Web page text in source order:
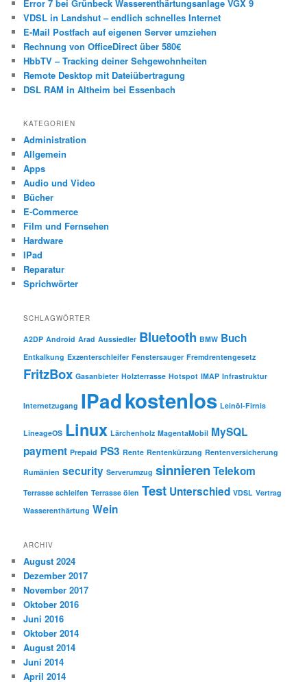
Error 7 bei Grünbeck Wasserenthärtungsanlage VGX 9
VDSL in Landshut – endlich schnelles Internet
E-Mail Postfach auf eigenen Server umziehen
Rechnung von OfficeDirect über 580€
HbbTV – Tracking deiner Sehgewohnheiten
Remote Desktop mit Dateiübertragung
DSL RAM in Altheim bei Essenbach
KATEGORIEN
Administration
Allgemein
Apps
Audio und Video
Bücher
E-Commerce
Film und Fernsehen
Hardware
IPad
Reparatur
Sprichwörter
SCHLAGWÖRTER
A2DP Android Arad Aussiedler Bluetooth BMW Buch
Entkalkung Exzenterschleifer Fenstersauger Fremdrentengesetz
FritzBox Gasanbieter Holzterrasse Hotspot IMAP Infrastruktur
Internetzugang IPadkostenlos Leinöl-Firnis
LineageOS Linux Lärchenholz MagentaMobil MySQL
payment Prepaid PS3 Rente Rentenkürzung Rentenversicherung
Rumänien security Serverumzug sinnierenTelekom
Terrasse schleifen Terrasse ölen Test Unterschied VDSL Vertrag
Wasserenthärtung Wein
ARCHIV
August 2024
Dezember 2017
November 2017
Oktober 2016
Juni 2016
Oktober 2014
August 2014
Juni 2014
April 2014